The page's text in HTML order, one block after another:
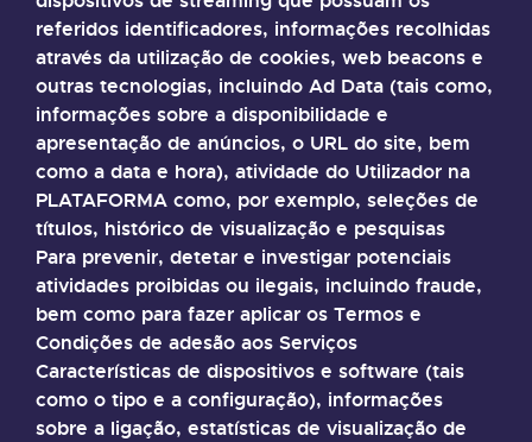
referidos identificadores, informações recolhidas
através da utilização de cookies, web beacons e
outras tecnologias, incluindo Ad Data (tais como,
informações sobre a disponibilidade e
apresentação de anúncios, o URL do site, bem
como a data e hora), atividade do Utilizador na
PLATAFORMA como, por exemplo, seleções de
títulos, histórico de visualização e pesquisas
Para prevenir, detetar e investigar potenciais
atividades proibidas ou ilegais, incluindo fraude,
bem como para fazer aplicar os Termos e
Condições de adesão aos Serviços
Características de dispositivos e software (tais
como o tipo e a configuração), informações
sobre a ligação, estatísticas de visualização de